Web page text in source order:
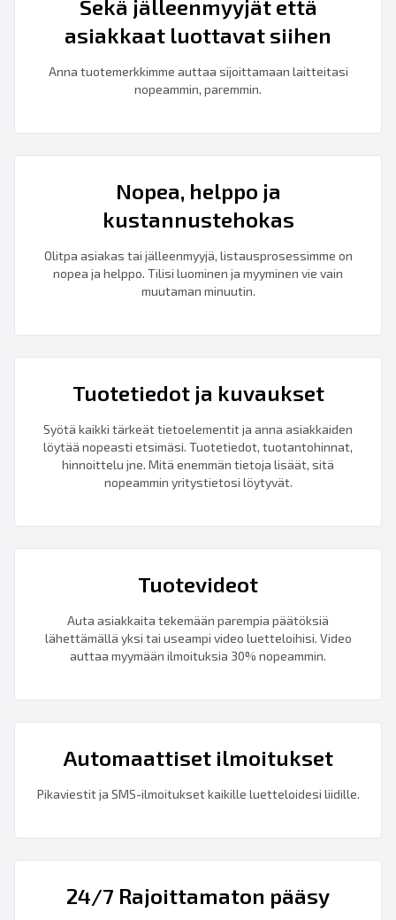
Sekä jälleenmyyjät että
asiakkaat luottavat siihen
Anna tuotemerkkimme auttaa sijoittamaan laitteitasi
nopeammin, paremmin.
Nopea, helppo ja
kustannustehokas
Olitpa asiakas tai jälleenmyyjä, listausprosessimme on
nopea ja helppo. Tilisi luominen ja myyminen vie vain
muutaman minuutin.
Tuotetiedot ja kuvaukset
Syötä kaikki tärkeät tietoelementit ja anna asiakkaiden
löytää nopeasti etsimäsi. Tuotetiedot, tuotantohinnat,
hinnoittelu jne. Mitä enemmän tietoja lisäät, sitä
nopeammin yritystietosi löytyvät.
Tuotevideot
Auta asiakkaita tekemään parempia päätöksiä
lähettämällä yksi tai useampi video luetteloihisi. Video
auttaa myymään ilmoituksia 30% nopeammin.
Automaattiset ilmoitukset
Pikaviestit ja SMS-ilmoitukset kaikille luetteloidesi liidille.
24/7 Rajoittamaton pääsy